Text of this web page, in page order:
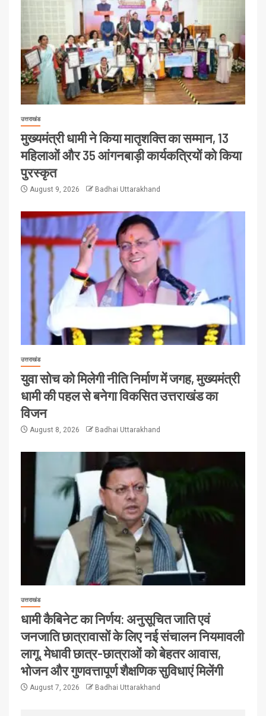
उत्तराखंड
मुख्यमंत्री धामी ने किया मातृशक्ति का सम्मान, 13
महिलाओं और 35 आंगनबाड़ी कार्यकत्रियों को किया
पुरस्कृत
August 9, 2026 Badhai Uttarakhand
उत्तराखंड
युवा सोच को मिलेगी नीति निर्माण में जगह, मुख्यमंत्री
धामी की पहल से बनेगा विकसित उत्तराखंड का
विजन
August 8, 2026 Badhai Uttarakhand
उत्तराखंड
धामी कैबिनेट का निर्णय: अनुसूचित जाति एवं
जनजाति छात्रावासों के लिए नई संचालन नियमावली
लागू, मेधावी छात्र-छात्राओं को बेहतर आवास,
भोजन और गुणवत्तापूर्ण शैक्षणिक सुविधाएं मिलेंगी
August 7, 2026 Badhai Uttarakhand